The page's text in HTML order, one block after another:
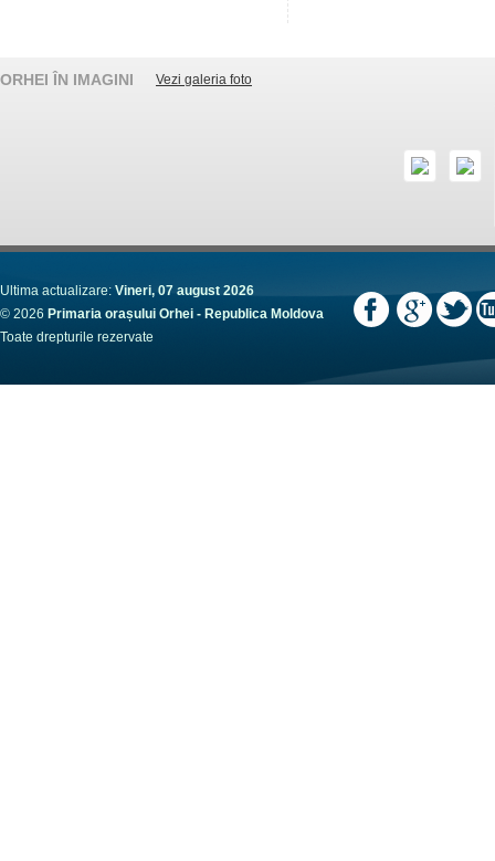
ORHEI ÎN IMAGINI Vezi galeria foto
Ultima actualizare: Vineri, 07 august 2026
© 2026 Primaria orașului Orhei - Republica Moldova
Toate drepturile rezervate